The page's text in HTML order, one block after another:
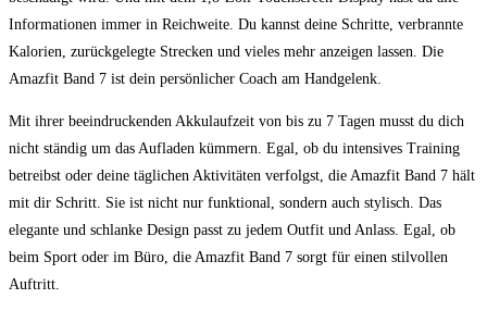
Informationen immer in Reichweite. Du kannst deine Schritte, verbrannte
Kalorien, zurückgelegte Strecken und vieles mehr anzeigen lassen. Die
Amazfit Band 7 ist dein persönlicher Coach am Handgelenk.
Mit ihrer beeindruckenden Akkulaufzeit von bis zu 7 Tagen musst du dich
nicht ständig um das Aufladen kümmern. Egal, ob du intensives Training
betreibst oder deine täglichen Aktivitäten verfolgst, die Amazfit Band 7 hält
mit dir Schritt. Sie ist nicht nur funktional, sondern auch stylisch. Das
elegante und schlanke Design passt zu jedem Outfit und Anlass. Egal, ob
beim Sport oder im Büro, die Amazfit Band 7 sorgt für einen stilvollen
Auftritt.